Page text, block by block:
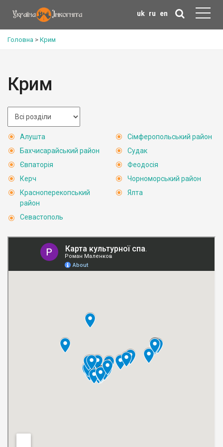
uk ru en
Головна > Крим
Крим
Алушта
Бахчисарайський район
Євпаторія
Керч
Красноперекопський
район
Севастополь
Сімферопольський район
Судак
Феодосія
Чорноморський район
Ялта